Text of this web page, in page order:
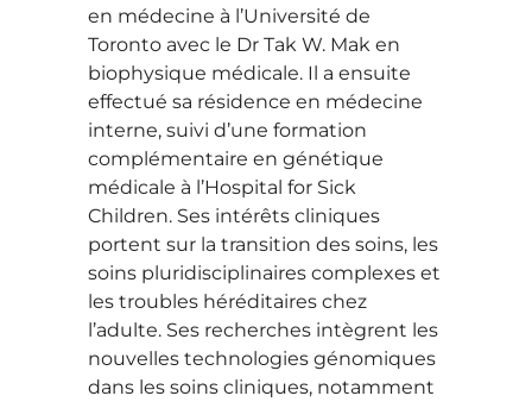
en médecine à l’Université de
Toronto avec le Dr Tak W. Mak en
biophysique médicale. Il a ensuite
effectué sa résidence en médecine
interne, suivi d’une formation
complémentaire en génétique
médicale à l’Hospital for Sick
Children. Ses intérêts cliniques
portent sur la transition des soins, les
soins pluridisciplinaires complexes et
les troubles héréditaires chez
l’adulte. Ses recherches intègrent les
nouvelles technologies génomiques
dans les soins cliniques, notamment